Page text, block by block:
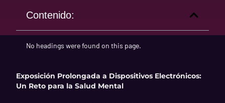
Exposición Prolongada a Dispositivos Electrónicos:
Un Reto para la Salud Mental
Contenido:
No headings were found on this page.